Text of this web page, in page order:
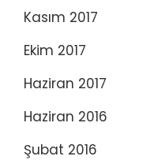
Kasım 2017
Ekim 2017
Haziran 2017
Haziran 2016
Şubat 2016